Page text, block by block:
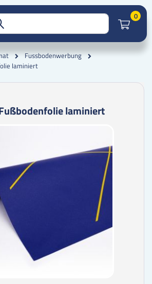
0
Fussbodenwerbung
laminiert
laminiert